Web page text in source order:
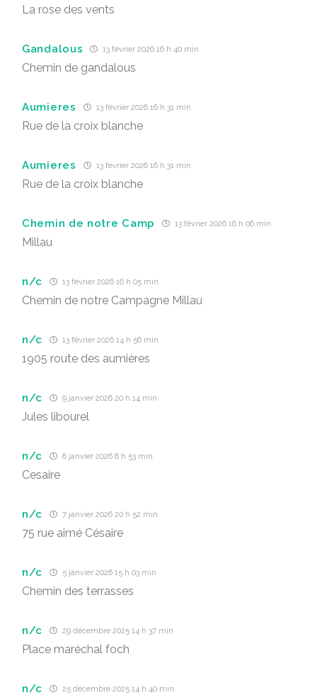
La rose des vents
Gandalous 13 février 2026 16 h 40 min
Chemin de gandalous
Aumieres 13 février 2026 16 h 31 min
Rue de la croix blanche
Aumieres 13 février 2026 16 h 31 min
Rue de la croix blanche
Chemin de notre Camp 13 février 2026 16 h 06 min
Millau
n/c 13 février 2026 16 h 05 min
Chemin de notre Campagne Millau
n/c 13 février 2026 14 h 56 min
1905 route des aumières
n/c 9 janvier 2026 20 h 14 min
Jules libourel
n/c 8 janvier 2026 8 h 53 min
Cesaire
n/c 7 janvier 2026 20 h 52 min
75 rue aimé Césaire
n/c 5 janvier 2026 15 h 03 min
Chemin des terrasses
n/c 29 décembre 2025 14 h 37 min
Place maréchal foch
n/c 25 décembre 2025 14 h 40 min